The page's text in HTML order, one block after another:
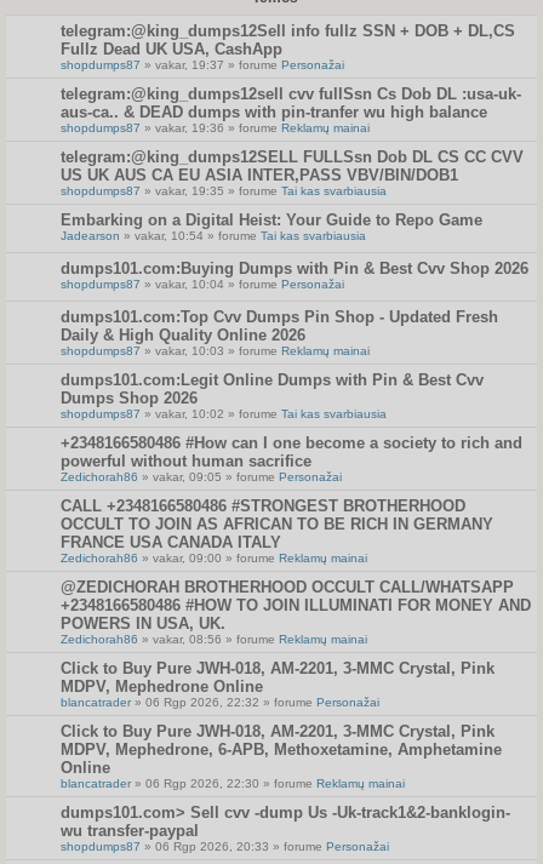
telegram:@king_dumps12Sell info fullz SSN + DOB + DL,CS
Fullz Dead UK USA, CashApp
shopdumps87 » vakar, 19:37 » forume Personažai
telegram:@king_dumps12sell cvv fullSsn Cs Dob DL :usa-uk-
aus-ca.. & DEAD dumps with pin-tranfer wu high balance
shopdumps87 » vakar, 19:36 » forume Reklamų mainai
telegram:@king_dumps12SELL FULLSsn Dob DL CS CC CVV
US UK AUS CA EU ASIA INTER,PASS VBV/BIN/DOB1
shopdumps87 » vakar, 19:35 » forume Tai kas svarbiausia
Embarking on a Digital Heist: Your Guide to Repo Game
Jadearson » vakar, 10:54 » forume Tai kas svarbiausia
dumps101.com:Buying Dumps with Pin & Best Cvv Shop 2026
shopdumps87 » vakar, 10:04 » forume Personažai
dumps101.com:Top Cvv Dumps Pin Shop - Updated Fresh
Daily & High Quality Online 2026
shopdumps87 » vakar, 10:03 » forume Reklamų mainai
dumps101.com:Legit Online Dumps with Pin & Best Cvv
Dumps Shop 2026
shopdumps87 » vakar, 10:02 » forume Tai kas svarbiausia
+2348166580486 #How can I one become a society to rich and
powerful without human sacrifice
Zedichorah86 » vakar, 09:05 » forume Personažai
CALL +2348166580486 #STRONGEST BROTHERHOOD
OCCULT TO JOIN AS AFRICAN TO BE RICH IN GERMANY
FRANCE USA CANADA ITALY
Zedichorah86 » vakar, 09:00 » forume Reklamų mainai
@ZEDICHORAH BROTHERHOOD OCCULT CALL/WHATSAPP
+2348166580486 #HOW TO JOIN ILLUMINATI FOR MONEY AND
POWERS IN USA, UK.
Zedichorah86 » vakar, 08:56 » forume Reklamų mainai
Click to Buy Pure JWH-018, AM-2201, 3-MMC Crystal, Pink
MDPV, Mephedrone Online
blancatrader » 06 Rgp 2026, 22:32 » forume Personažai
Click to Buy Pure JWH-018, AM-2201, 3-MMC Crystal, Pink
MDPV, Mephedrone, 6-APB, Methoxetamine, Amphetamine
Online
blancatrader » 06 Rgp 2026, 22:30 » forume Reklamų mainai
dumps101.com> Sell cvv -dump Us -Uk-track1&2-banklogin-
wu transfer-paypal
shopdumps87 » 06 Rgp 2026, 20:33 » forume Personažai